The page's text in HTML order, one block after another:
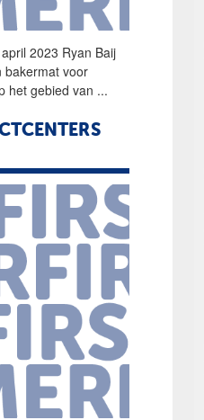
2023 Ryan Baij
bakermat voor
het gebied van ...